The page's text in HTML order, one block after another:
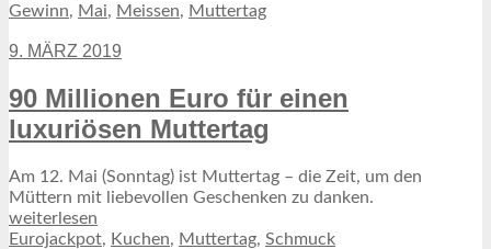
Gewinn, Mai, Meissen, Muttertag
9. MÄRZ 2019
90 Millionen Euro für einen
luxuriösen Muttertag
Am 12. Mai (Sonntag) ist Muttertag – die Zeit, um den
Müttern mit liebevollen Geschenken zu danken.
weiterlesen
Eurojackpot, Kuchen, Muttertag, Schmuck